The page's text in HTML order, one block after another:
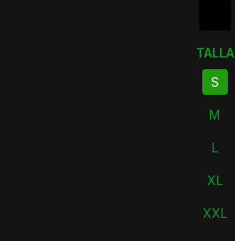
TALLA
S
M
L
XL
XXL